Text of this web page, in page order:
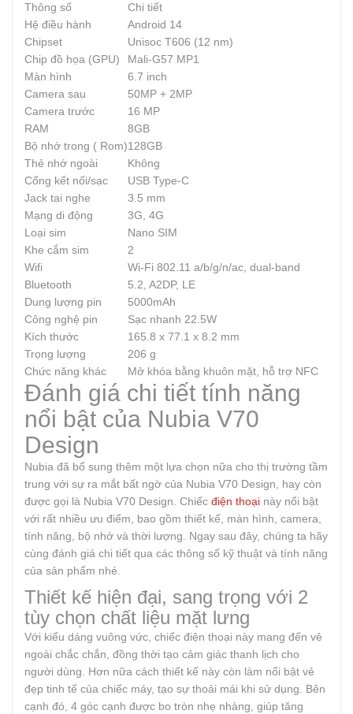
Thông số
Chi tiết
Hệ điều hành
Android 14
Chipset
Unisoc T606 (12 nm)
Chip đồ họa (GPU)
Mali-G57 MP1
Màn hình
6.7 inch
Camera sau
50MP + 2MP
Camera trước
16 MP
RAM
8GB
Bộ nhớ trong ( Rom)128GB
Thẻ nhớ ngoài
Không
Cổng kết nối/sạc
USB Type-C
Jack tai nghe
3.5 mm
Mạng di động
3G, 4G
Loại sim
Nano SIM
Khe cắm sim
2
Wifi
Wi-Fi 802.11 a/b/g/n/ac, dual-band
Bluetooth
5.2, A2DP, LE
Dung lượng pin
5000mAh
Công nghệ pin
Sạc nhanh 22.5W
Kích thước
165.8 x 77.1 x 8.2 mm
Trọng lượng
206 g
Chức năng khác
Mở khóa bằng khuôn mặt, hỗ trợ NFC
Đánh giá chi tiết tính năng
nổi bật của Nubia V70
Design
Nubia đã bổ sung thêm một lựa chọn nữa cho thị trường tầm
trung với sự ra mắt bất ngờ của Nubia V70 Design, hay còn
được gọi là Nubia V70 Design. Chiếc điện thoại này nổi bật
với rất nhiều ưu điểm, bao gồm thiết kế, màn hình, camera,
tính năng, bộ nhớ và thời lượng. Ngay sau đây, chúng ta hãy
cùng đánh giá chi tiết qua các thông số kỹ thuật và tính năng
của sản phẩm nhé.
Thiết kế hiện đại, sang trọng với 2
tùy chọn chất liệu mặt lưng
Với kiểu dáng vuông vức, chiếc điện thoại này mang đến vẻ
ngoài chắc chắn, đồng thời tạo cảm giác thanh lịch cho
người dùng. Hơn nữa cách thiết kế này còn làm nổi bật vẻ
đẹp tinh tế của chiếc máy, tạo sự thoải mái khi sử dụng. Bên
cạnh đó, 4 góc cạnh được bo tròn nhẹ nhàng, giúp tăng